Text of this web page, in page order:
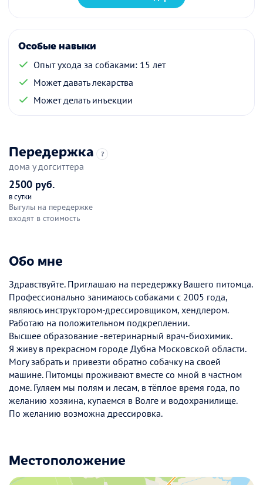
Особые навыки
Опыт ухода за собаками: 15 лет
Может давать лекарства
Может делать инъекции
Передержка ?
дома у догситтера
2500 руб.
в сутки
Выгулы на передержке
входят в стоимость
Обо мне
Здравствуйте. Приглашаю на передержку Вашего питомца.
Профессионально занимаюсь собаками с 2005 года,
являюсь инструктором-дрессировщиком, хендлером.
Работаю на положительном подкреплении.
Высшее образование -ветеринарный врач-биохимик.
Я живу в прекрасном городе Дубна Московской области.
Могу забрать и привезти обратно собачку на своей
машине. Питомцы проживают вместе со мной в частном
доме. Гуляем мы полям и лесам, в тёплое время года, по
желанию хозяина, купаемся в Волге и водохранилище.
По желанию возможна дрессировка.
Местоположение